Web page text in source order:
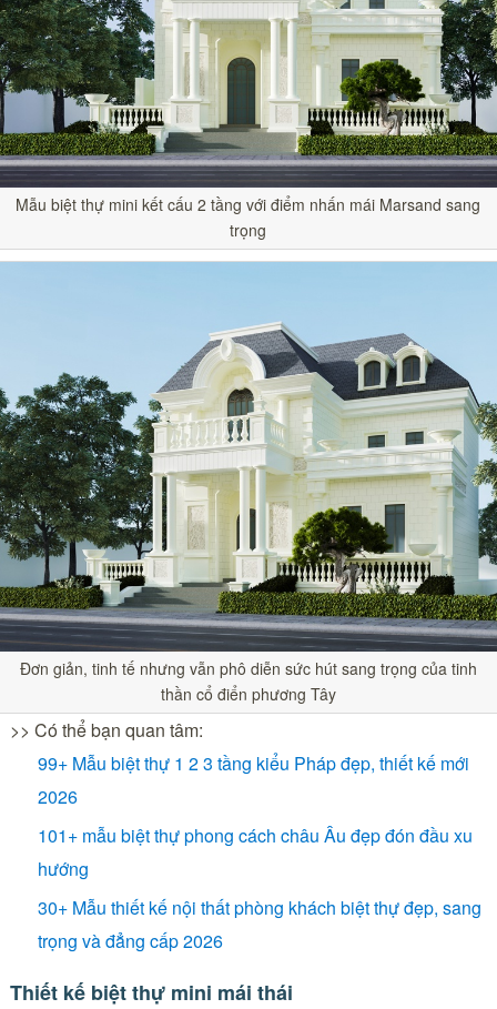
Mẫu biệt thự mini kết cấu 2 tầng với điểm nhấn mái Marsand sang
trọng
Đơn giản, tinh tế nhưng vẫn phô diễn sức hút sang trọng của tinh
thần cổ điển phương Tây
>> Có thể bạn quan tâm:
99+ Mẫu biệt thự 1 2 3 tầng kiểu Pháp đẹp, thiết kế mới
2026
101+ mẫu biệt thự phong cách châu Âu đẹp đón đầu xu
hướng
30+ Mẫu thiết kế nội thất phòng khách biệt thự đẹp, sang
trọng và đẳng cấp 2026
Thiết kế biệt thự mini mái thái